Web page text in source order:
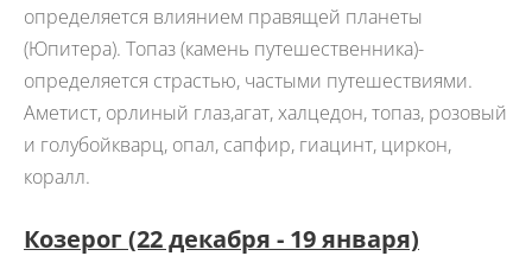
определяется влиянием правящей планеты
(Юпитера). Топаз (камень путешественника)-
определяется страстью, частыми путешествиями.
Аметист, орлиный глаз,агат, халцедон, топаз, розовый
и голубойкварц, опал, сапфир, гиацинт, циркон,
коралл.
Козерог (22 декабря - 19 января)